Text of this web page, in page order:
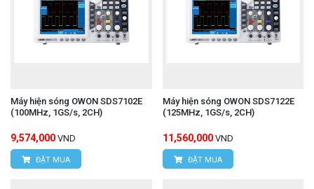
Máy hiện sóng OWON SDS7102E
(100MHz, 1GS/s, 2CH)
9,574,000 VND
ĐẶT MUA
Máy hiện sóng OWON SDS7122E
(125MHz, 1GS/s, 2CH)
11,560,000 VND
ĐẶT MUA